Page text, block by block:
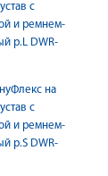
с
и ремнем-
р.L DWR-
на
с
и ремнем-
р.S DWR-